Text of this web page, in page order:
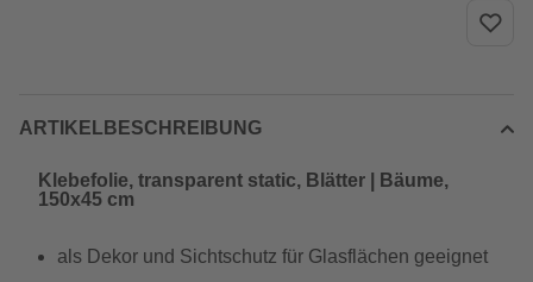
ARTIKELBESCHREIBUNG
Klebefolie, transparent static, Blätter | Bäume,
150x45 cm
als Dekor und Sichtschutz für Glasflächen geeignet